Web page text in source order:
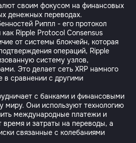
своим фокусом на финансовых
денежных переводах.
Риппл - его протокол
Ripple Protocol Consensus
от системы блокчейн, которая
операций, Ripple
систему узлов,
Это делает сеть XRP намного
в сравнении с другими
с банками и финансовыми
миру. Они используют технологию
международные платежи и
и затраты на переводы, а
связанные с колебаниями